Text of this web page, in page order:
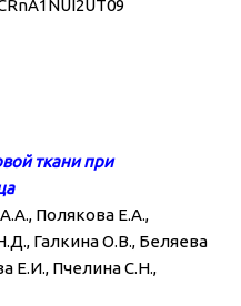
ткани при
Полякова Е.А.,
Галкина О.В., Беляева
Е.И., Пчелина С.Н.,